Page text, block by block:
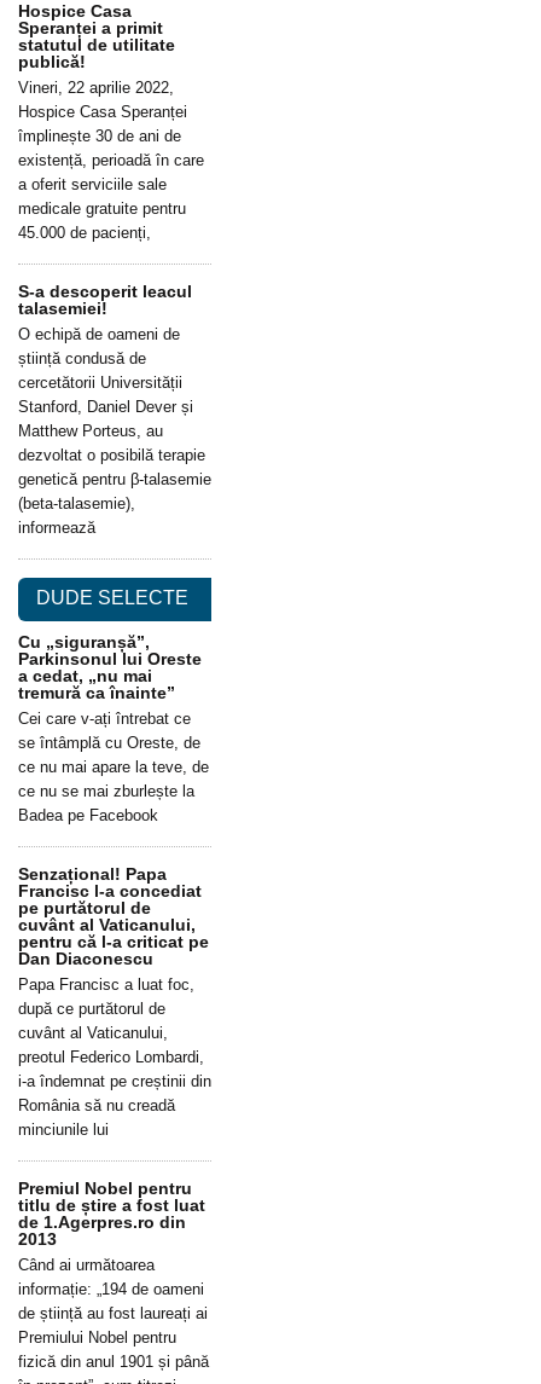
Hospice Casa
Speranței a primit
statutul de utilitate
publică!
Vineri, 22 aprilie 2022,
Hospice Casa Speranței
împlinește 30 de ani de
existență, perioadă în care
a oferit serviciile sale
medicale gratuite pentru
45.000 de pacienți,
S-a descoperit leacul
talasemiei!
O echipă de oameni de
știință condusă de
cercetătorii Universității
Stanford, Daniel Dever și
Matthew Porteus, au
dezvoltat o posibilă terapie
genetică pentru β-talasemie
(beta-talasemie),
informează
DUDE SELECTE
Cu „siguranșă”,
Parkinsonul lui Oreste
a cedat, „nu mai
tremură ca înainte”
Cei care v-ați întrebat ce
se întâmplă cu Oreste, de
ce nu mai apare la teve, de
ce nu se mai zburlește la
Badea pe Facebook
Senzațional! Papa
Francisc l-a concediat
pe purtătorul de
cuvânt al Vaticanului,
pentru că l-a criticat pe
Dan Diaconescu
Papa Francisc a luat foc,
după ce purtătorul de
cuvânt al Vaticanului,
preotul Federico Lombardi,
i-a îndemnat pe creștinii din
România să nu creadă
minciunile lui
Premiul Nobel pentru
titlu de știre a fost luat
de 1.Agerpres.ro din
2013
Când ai următoarea
informație: „194 de oameni
de știință au fost laureați ai
Premiului Nobel pentru
fizică din anul 1901 și până